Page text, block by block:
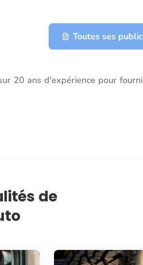
Toutes ses
20 ans d'expérience pour
de